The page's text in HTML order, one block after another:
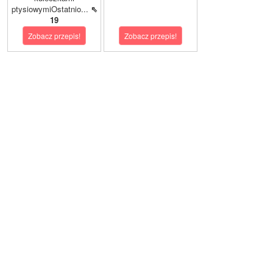
ptysiowymiOstatnio... ⇖
19
Zobacz przepis! Zobacz przepis!